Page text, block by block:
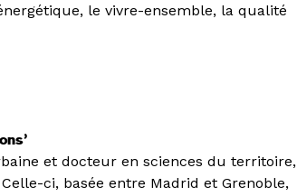
le vivre-ensemble, la qualité
et docteur en sciences du territoire,
ci, basée entre Madrid et Grenoble,